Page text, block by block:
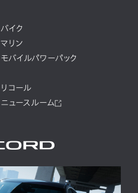
バイク
マリン
モバイルパワーパック
リコール
ニュースルーム